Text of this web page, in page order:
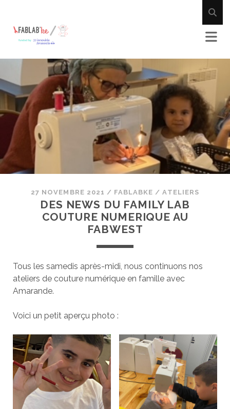
27 NOVEMBRE 2021 / FABLABKE /ATELIERS
DES NEWS DU FAMILY LAB
COUTURE NUMERIQUE AU
FABWEST
Tous les samedis après-midi, nous continuons nos
ateliers de couture numérique en famille avec
Amarande.
Voici un petit aperçu photo :